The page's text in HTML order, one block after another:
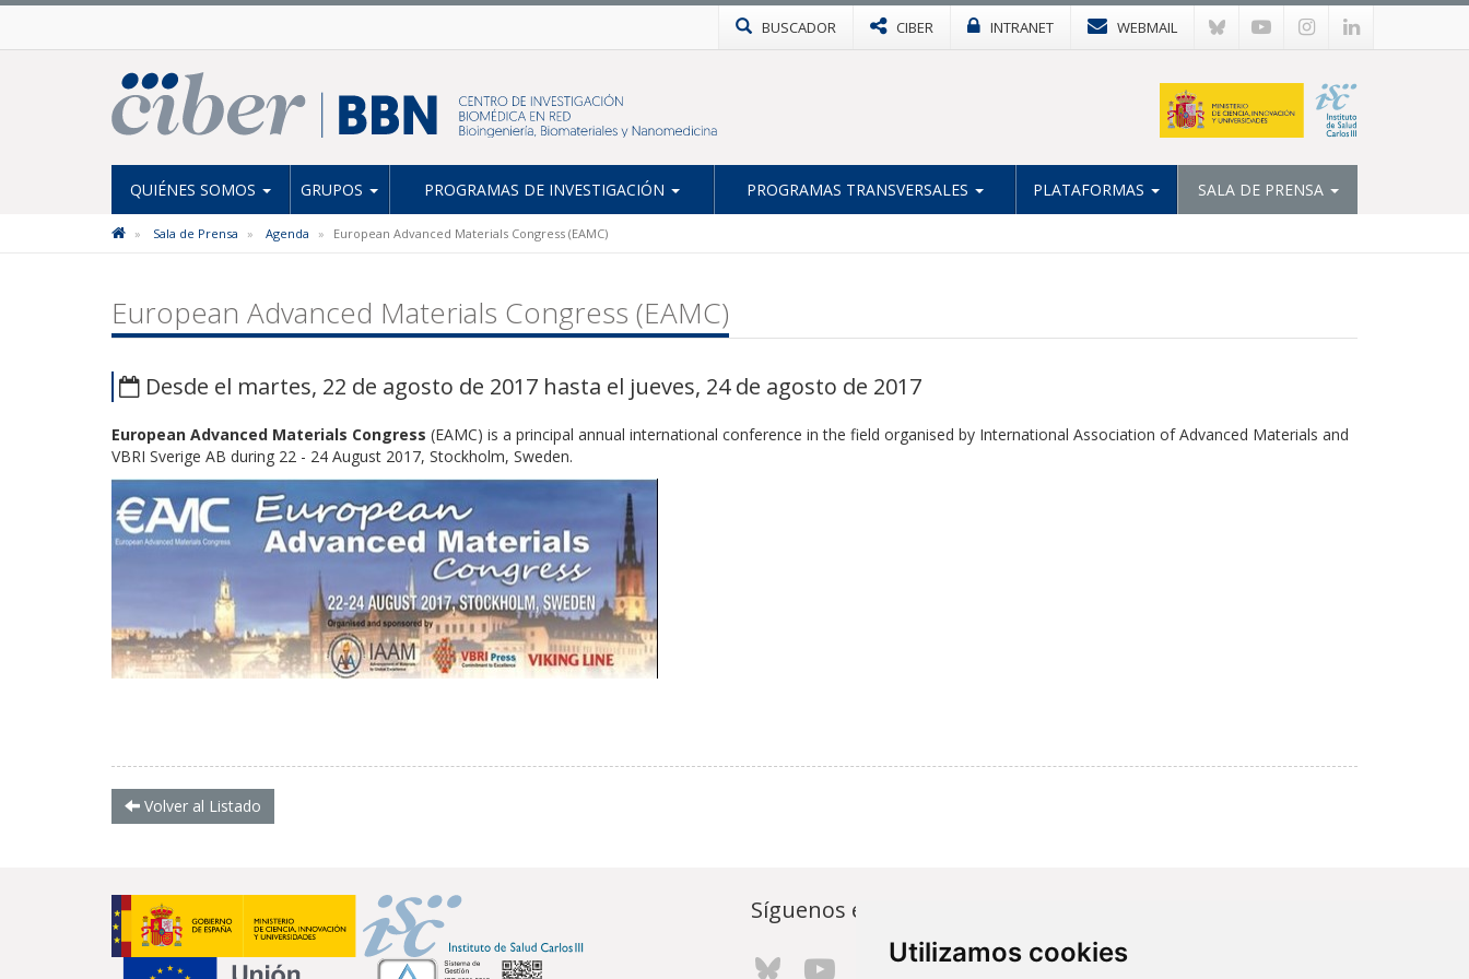
Utilizamos cookies
BUSCADOR CIBER INTRANET WEBMAIL
QUIÉNES SOMOS GRUPOS PROGRAMAS DE INVESTIGACIÓN PROGRAMAS TRANSVERSALES PLATAFORMAS SALA DE PRENSA
Sala de Prensa Agenda European Advanced Materials Congress (EAMC)
European Advanced Materials Congress (EAMC)
Desde el martes, 22 de agosto de 2017 hasta el jueves, 24 de agosto de 2017
European Advanced Materials Congress (EAMC) is a principal annual international conference in the field organised by International Association of Advanced Materials and
VBRI Sverige AB during 22 - 24 August 2017, Stockholm, Sweden.
Volver al Listado
Síguenos en...
Av. Monforte de Lemos, 3-5. Pabellón